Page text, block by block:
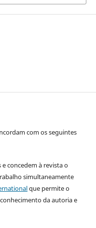
com os seguintes
concedem à revista o
simultaneamente
que permite o
da autoria e